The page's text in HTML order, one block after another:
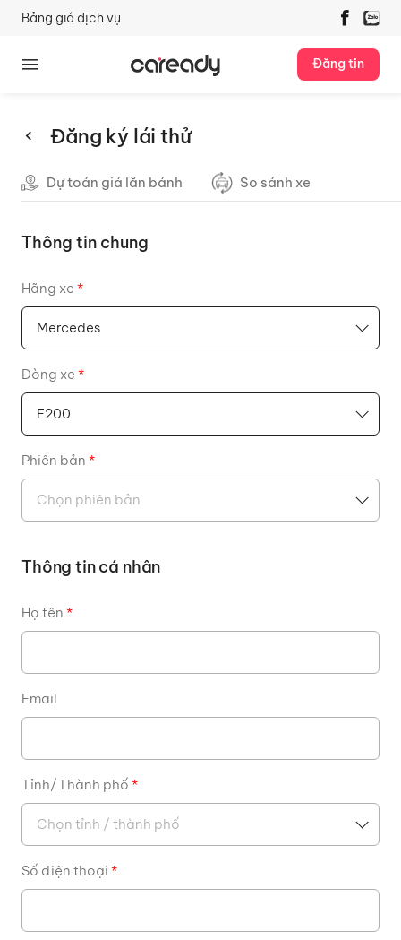
Bảng giá dịch vụ
Đăng tin
Đăng ký lái thử
Dự toán giá lăn bánh So sánh xe
Thông tin chung
Hãng xe *
Dòng xe *
Phiên bản *
Thông tin cá nhân
Họ tên *
Email
Tỉnh/Thành phố *
Số điện thoại *